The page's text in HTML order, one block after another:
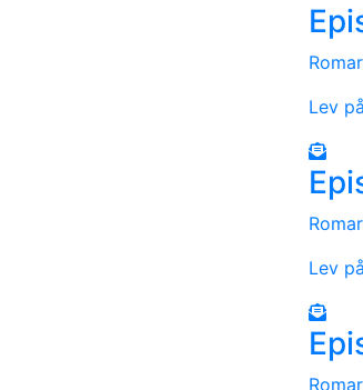
Lev
Lev